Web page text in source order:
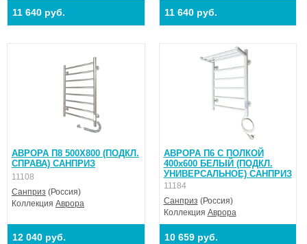
11 640 руб. 11 640 руб.
АВРОРА П8 500X800 (ПОДКЛ.
СПРАВА) САНПРИЗ
11108
Санприз (Россия)
Коллекция Аврора
12 040 руб.
АВРОРА П6 С ПОЛКОЙ
400х600 БЕЛЫЙ (ПОДКЛ.
УНИВЕРСАЛЬНОЕ) САНПРИЗ
11184
Санприз (Россия)
Коллекция Аврора
10 659 руб.